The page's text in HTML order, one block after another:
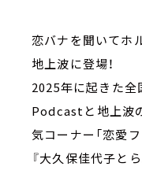
恋バナを聞いてホ
地上波に登場！
2025年に起きた全
Podcastと地上波
気コーナー「恋愛
『大久保佳代子と